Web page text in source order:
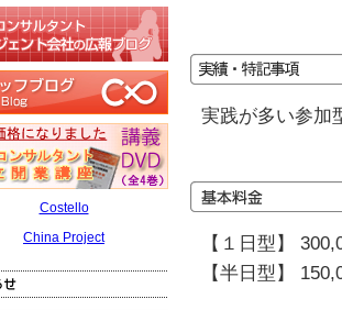
Costello
China Project
実践が多い参加
【１日型】
【半日型】